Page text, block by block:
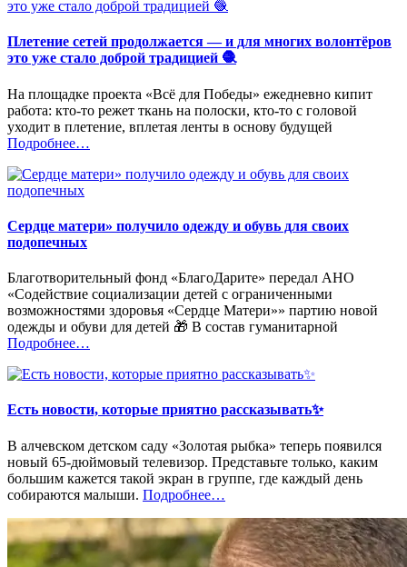
Плетение сетей продолжается — и для многих волонтёров
это уже стало доброй традицией 🧶
На площадке проекта «Всё для Победы» ежедневно кипит
работа: кто-то режет ткань на полоски, кто-то с головой
уходит в плетение, вплетая ленты в основу будущей
Подробнее«%s»
…
Сердце матери» получило одежду и обувь для своих
подопечных
Благотворительный фонд «БлагоДарите» передал АНО
«Содействие социализации детей с ограниченными
возможностями здоровья «Сердце Матери»» партию новой
одежды и обуви для детей 🎁 В состав гуманитарной
Подробнее«%s»
…
Есть новости, которые приятно рассказывать✨
В алчевском детском саду «Золотая рыбка» теперь появился
новый 65-дюймовый телевизор. Представьте только, каким
большим кажется такой экран в группе, где каждый день
собираются малыши. Подробнее«%s»
…